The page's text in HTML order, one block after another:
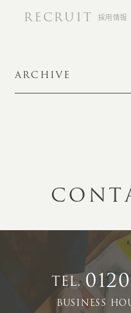
RECRUIT 採用情報
ARCHIVE
CONT
TEL.
BUSINESS